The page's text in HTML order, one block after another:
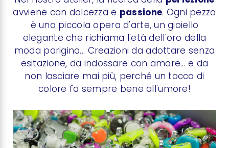
avviene con dolcezza e passione. Ogni pezzo
è una piccola opera d'arte, un gioiello
elegante che richiama l'età dell'oro della
moda parigina... Creazioni da adottare senza
esitazione, da indossare con amore... e da
non lasciare mai più, perché un tocco di
colore fa sempre bene all'umore!